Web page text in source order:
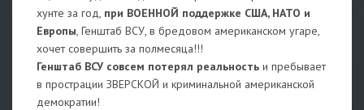
хунте за год, при ВОЕННОЙ поддержке США, НАТО и
Европы , Генштаб ВСУ, в бредовом американском угаре,
хочет совершить за полмесяца!!!
Генштаб ВСУ совсем потерял реальность и пребывает
в прострации ЗВЕРСКОЙ и криминальной американской
демократии!